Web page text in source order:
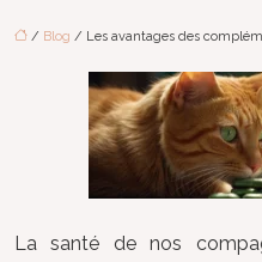
/ Blog / Les avantages des
La santé de nos